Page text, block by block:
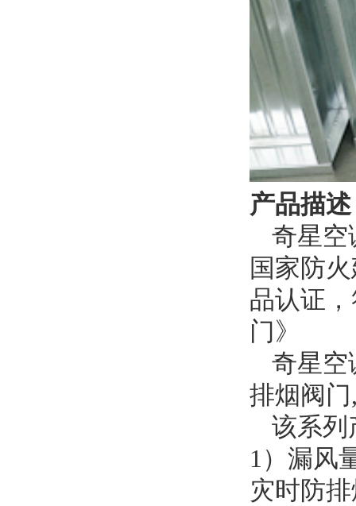
产品描
奇星空
国家防
品认证
门》
奇星空
排烟阀
该系列
1）漏风
灾时防